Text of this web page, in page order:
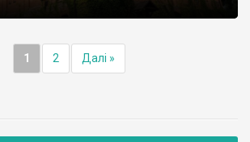
1 2 Далі »